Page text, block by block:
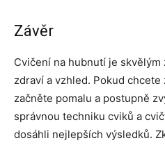
Závěr
Cvičení na hubnutí je
zdraví a vzhled. Pokud
začněte pomalu a postupně
správnou techniku cviků a
dosáhli nejlepších výsledků.